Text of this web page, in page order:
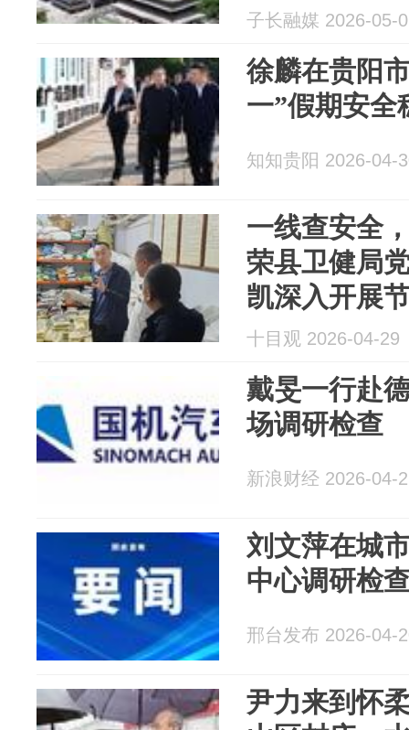
舒心过节
子长融媒 2026-05-
徐麟在贵阳
一”假期安全
知知贵阳 2026-04-
一线查安全
荣县卫健局
凯深入开展
研检查
十目观 2026-04-29
戴旻一行赴
场调研检查
新浪财经 2026-04-
刘文萍在城
中心调研检
邢台发布 2026-04-
尹力来到怀